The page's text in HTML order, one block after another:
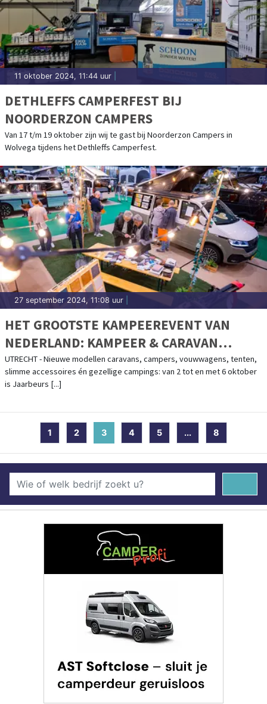
11 oktober 2024, 11:44 uur
DETHLEFFS CAMPERFEST BIJ
NOORDERZON CAMPERS
Van 17 t/m 19 oktober zijn wij te gast bij Noorderzon Campers in
Wolvega tijdens het Dethleffs Camperfest.
27 september 2024, 11:08 uur
HET GROOTSTE KAMPEEREVENT VAN
NEDERLAND: KAMPEER & CARAVAN
JAARBEURS
UTRECHT - Nieuwe modellen caravans, campers, vouwwagens, tenten,
slimme accessoires én gezellige campings: van 2 tot en met 6 oktober
is Jaarbeurs [...]
1 2 3 (current)
4 5 ... 8